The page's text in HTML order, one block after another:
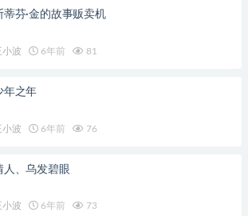
蒂芬·金的故事贩卖机
小波 6年前 81
年之年
小波 6年前 76
人、乌发碧眼
小波 6年前 73